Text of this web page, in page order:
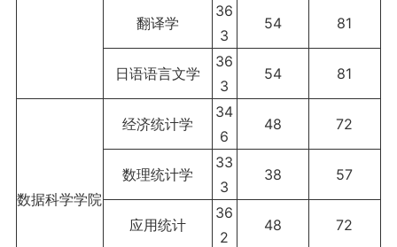
翻译学
36
3
54 81
日语语言文学
36
3
54 81
数据科学学院
经济统计学
34
6
48 72
数理统计学
33
3
38 57
应用统计
36
2
48 72